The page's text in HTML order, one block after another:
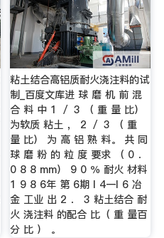
粘土结合高铝质耐火浇注料的试
制_百度文库进 球 磨 机 前 混
合 料 中 1 ／ 3 （ 重 量 比）
为软质 粘土 ， 2 ／ 3 （ 重
量 比） 为 高 铝 熟 料。 共 同
球 磨 粉 的 粒 度 要求 （ 0 ．
0 8 8 mm） 9 0 ％ 耐火 材料
1 9 8 6年 第 6期 l 4一l 6 冶
金 工业 出 2 ． 3 粘土结合 耐
火 浇注料 的配合 比（ 重 量百
分 比 ） 。